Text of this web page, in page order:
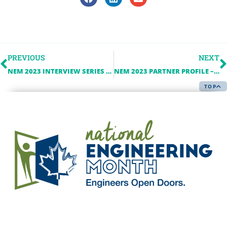
PREVIOUS
NEM 2023 INTERVIEW SERIES – HYDRO OTTAWA
NEXT
NEM 2023 PARTNER PROFILE – R.V. ANDERSON ASSOCIATES LIMITED
TOP